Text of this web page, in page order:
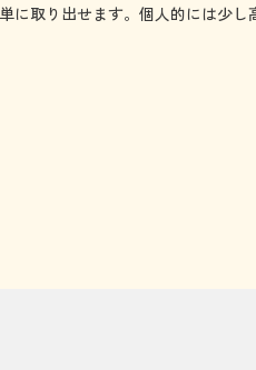
取り出せます。個人的には少